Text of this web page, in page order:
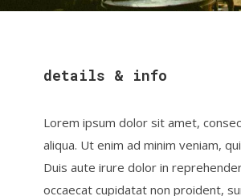
details & info
Lorem ipsum dolor sit amet,
aliqua. Ut enim ad minim veniam,
Duis aute irure dolor in
occaecat cupidatat non proident,